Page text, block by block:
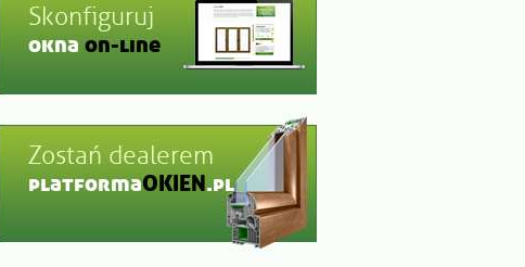
Skonfiguruj
okna on-line
Zostań dealerem
platformaOKIEN.pl